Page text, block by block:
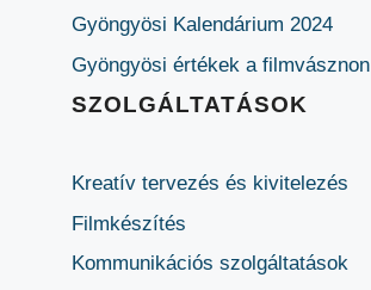
Gyöngyösi Kalendárium 2024
Gyöngyösi értékek a filmvásznon
SZOLGÁLTATÁSOK
Kreatív tervezés és kivitelezés
Filmkészítés
Kommunikációs szolgáltatások